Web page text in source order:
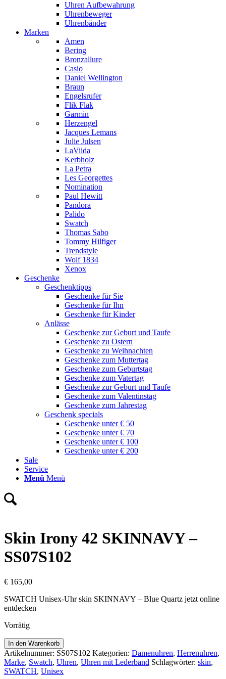
Uhren Aufbewahrung
Uhrenbeweger
Uhrenbänder
Marken
Amen
Bering
Bronzallure
Casio
Daniel Wellington
Braun
Engelsrufer
Flik Flak
Garmin
Herzengel
Jacques Lemans
Julie Julsen
LaViida
Kerbholz
La Petra
Les Georgettes
Nomination
Paul Hewitt
Pandora
Palido
Swatch
Thomas Sabo
Tommy Hilfiger
Trendstyle
Wolf 1834
Xenox
Geschenke
Geschenktipps
Geschenke für Sie
Geschenke für Ihn
Geschenke für Kinder
Anlässe
Geschenke zur Geburt und Taufe
Geschenke zu Ostern
Geschenke zu Weihnachten
Geschenke zum Muttertag
Geschenke zum Geburtstag
Geschenke zum Vatertag
Geschenke zur Geburt und Taufe
Geschenke zum Valentinstag
Geschenke zum Jahrestag
Geschenk specials
Geschenke unter € 50
Geschenke unter € 70
Geschenke unter € 100
Geschenke unter € 200
Sale
Service
Menü Menü
Skin Irony 42 SKINNAVY –
SS07S102
€ 165,00
SWATCH Unisex-Uhr skin SKINNAVY – Blue Quartz jetzt online
entdecken
Vorrätig
Skin
Irony
42
SKINNAVY
In den Warenkorb
Artikelnummer: SS07S102 Kategorien: Damenuhren, Herrenuhren,
Marke, Swatch, Uhren, Uhren mit Lederband Schlagwörter: skin,
SWATCH, Unisex